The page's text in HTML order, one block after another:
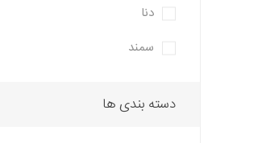
دنا
سمند
دسته بندی ها